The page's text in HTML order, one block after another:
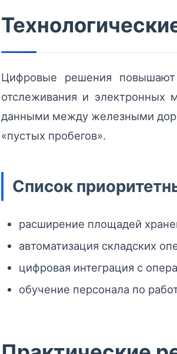
Цифровые решения повышают
отслеживания и
данными между железными
«пустых пробегов».
Список
расширение площадей
автоматизация складских
цифровая интеграция с
обучение персонала по